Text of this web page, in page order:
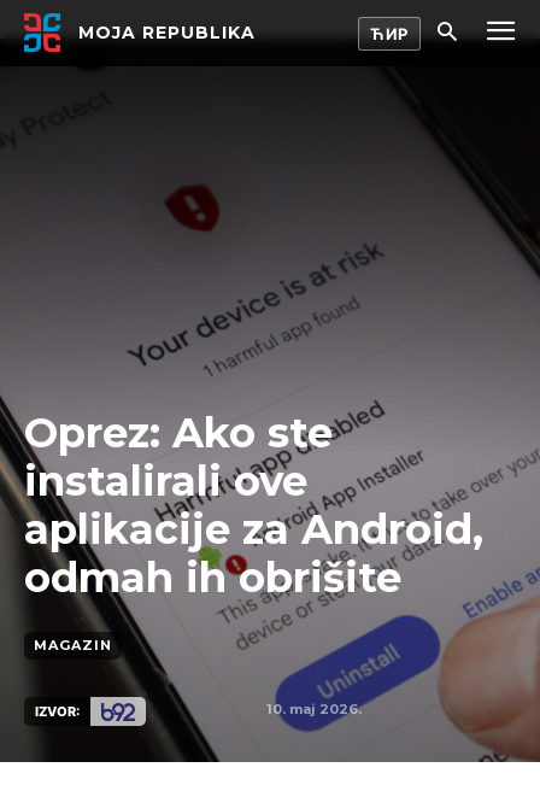
MOJA REPUBLIKA
Oprez: Ako ste
instalirali ove
aplikacije za Android,
odmah ih obrišite
MAGAZIN
IZVOR: 10. maj 2026.